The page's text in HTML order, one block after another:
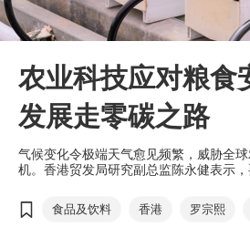
农业科技应对粮食
发展走零碳之路
气候变化令极端天气愈见频繁，威胁全
机。香港贸发局研究副总监陈永健表示，
食品及饮料 香港 罗宗熙